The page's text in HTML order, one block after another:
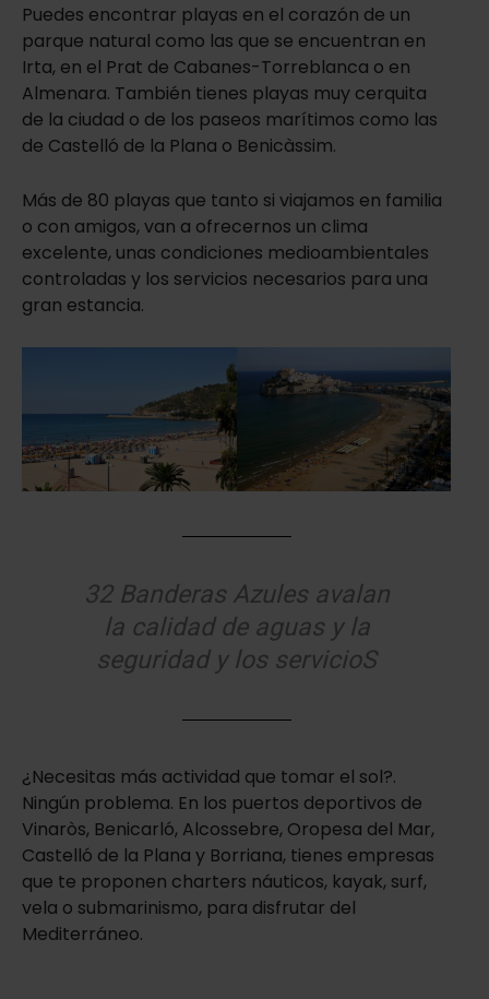
Puedes encontrar playas en el corazón de un
parque natural como las que se encuentran en
Irta, en el Prat de Cabanes-Torreblanca o en
Almenara. También tienes playas muy cerquita
de la ciudad o de los paseos marítimos como las
de Castelló de la Plana o Benicàssim.
Más de 80 playas que tanto si viajamos en familia
o con amigos, van a ofrecernos un clima
excelente, unas condiciones medioambientales
controladas y los servicios necesarios para una
gran estancia.
32 Banderas Azules avalan
la calidad de aguas y la
seguridad y los servicioS
¿Necesitas más actividad que tomar el sol?.
Ningún problema. En los puertos deportivos de
Vinaròs, Benicarló, Alcossebre, Oropesa del Mar,
Castelló de la Plana y Borriana, tienes empresas
que te proponen charters náuticos, kayak, surf,
vela o submarinismo, para disfrutar del
Mediterráneo.